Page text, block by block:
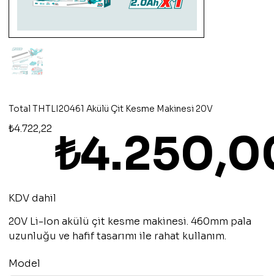
Total THTLI20461 Akülü Çit Kesme Makinesi 20V
Orijinal
fiyat
₺4.722,22
KDV dahil
20V Li-Ion akülü çit kesme makinesi. 460mm pala
uzunluğu ve hafif tasarımı ile rahat kullanım.
Model